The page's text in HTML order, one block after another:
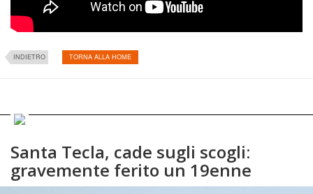
INDIETRO TORNA ALLA HOME
Santa Tecla, cade sugli scogli:
gravemente ferito un 19enne